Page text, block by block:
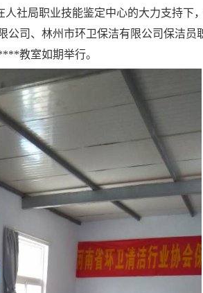
人社局职业技能鉴定中心的大力支持下
公司、林州市环卫保洁有限公司保洁员
教室如期举行。